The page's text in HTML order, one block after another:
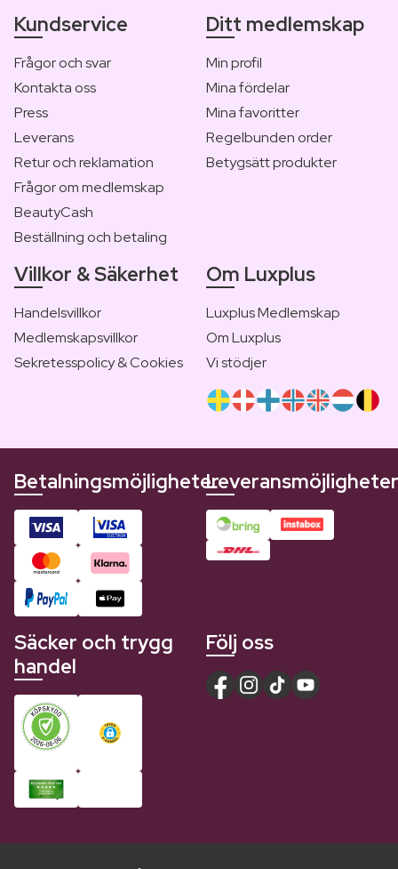
Kundservice
Frågor och svar
Kontakta oss
Press
Leverans
Retur och reklamation
Frågor om medlemskap
BeautyCash
Beställning och betaling
Ditt medlemskap
Min profil
Mina fördelar
Mina favoritter
Regelbunden order
Betygsätt produkter
Villkor & Säkerhet
Handelsvillkor
Medlemskapsvillkor
Sekretesspolicy & Cookies
Om Luxplus
Luxplus Medlemskap
Om Luxplus
Vi stödjer
BetalningsmöjligheterLeveransmöjligheter
Säcker och trygg
handel
Följ oss